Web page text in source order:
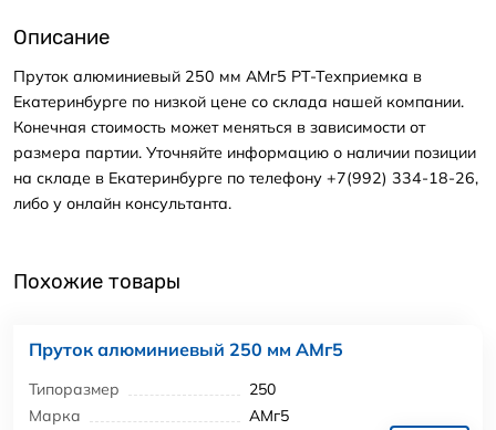
Описание
Пруток алюминиевый 250 мм АМг5 РТ-Техприемка в
Екатеринбурге по низкой цене со склада нашей компании.
Конечная стоимость может меняться в зависимости от
размера партии. Уточняйте информацию о наличии позиции
на складе в Екатеринбурге по телефону +7(992) 334-18-26,
либо у онлайн консультанта.
Похожие товары
Пруток алюминиевый 250 мм АМг5
Типоразмер
250
Марка
АМг5